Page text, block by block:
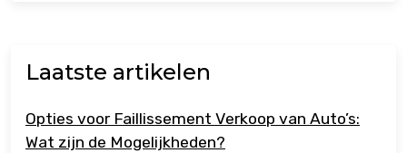
Laatste artikelen
Opties voor Faillissement Verkoop van Auto’s:
Wat zijn de Mogelijkheden?